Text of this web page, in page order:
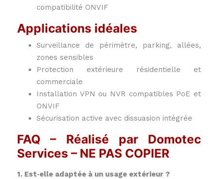
compatibilité ONVIF
Applications idéales
Surveillance de périmètre, parking, allées,
zones sensibles
Protection extérieure résidentielle et
commerciale
Installation VPN ou NVR compatibles PoE et
ONVIF
Sécurisation active avec dissuasion intégrée
FAQ – Réalisé par Domotec
Services – NE PAS COPIER
1. Est‑elle adaptée à un usage extérieur ?